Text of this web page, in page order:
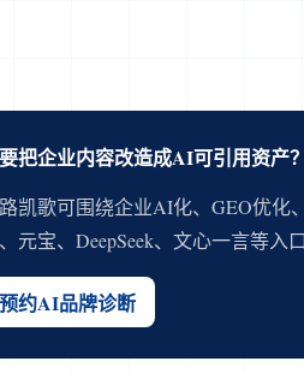
把企业内容改造成AI可引用资产？
凯歌可围绕企业AI化、GEO优化
元宝、DeepSeek、文心一言等入
预约AI品牌诊断